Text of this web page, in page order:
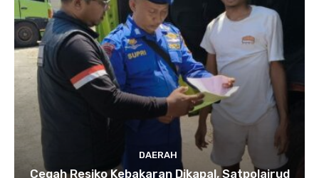
DAERAH
Cegah Resiko Kebakaran Dikapal, Satpolairud